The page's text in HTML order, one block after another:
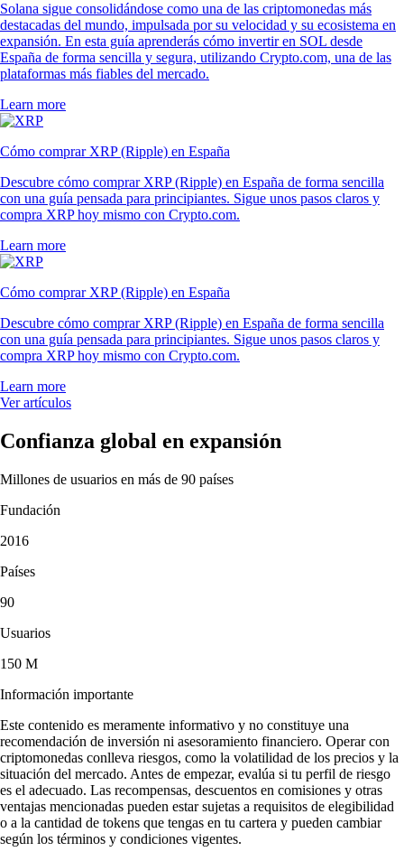
Solana sigue consolidándose como una de las criptomonedas más
destacadas del mundo, impulsada por su velocidad y su ecosistema en
expansión. En esta guía aprenderás cómo invertir en SOL desde
España de forma sencilla y segura, utilizando Crypto.com, una de las
plataformas más fiables del mercado.
Learn more
Cómo comprar XRP (Ripple) en España
Descubre cómo comprar XRP (Ripple) en España de forma sencilla
con una guía pensada para principiantes. Sigue unos pasos claros y
compra XRP hoy mismo con Crypto.com.
Learn more
Cómo comprar XRP (Ripple) en España
Descubre cómo comprar XRP (Ripple) en España de forma sencilla
con una guía pensada para principiantes. Sigue unos pasos claros y
compra XRP hoy mismo con Crypto.com.
Learn more
Ver artículos
Confianza global en expansión
Millones de usuarios en más de 90 países
Fundación
2016
Países
90
Usuarios
150 M
Información importante
Este contenido es meramente informativo y no constituye una
recomendación de inversión ni asesoramiento financiero. Operar con
criptomonedas conlleva riesgos, como la volatilidad de los precios y la
situación del mercado. Antes de empezar, evalúa si tu perfil de riesgo
es el adecuado. Las recompensas, descuentos en comisiones y otras
ventajas mencionadas pueden estar sujetas a requisitos de elegibilidad
o a la cantidad de tokens que tengas en tu cartera y pueden cambiar
según los términos y condiciones vigentes.